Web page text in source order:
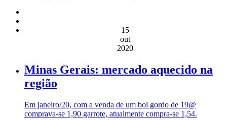
15
out
2020
Minas Gerais: mercado aquecido na
região
Em janeiro/20, com a venda de um boi gordo de 19@
comprava-se 1,90 garrote, atualmente compra-se 1,54.